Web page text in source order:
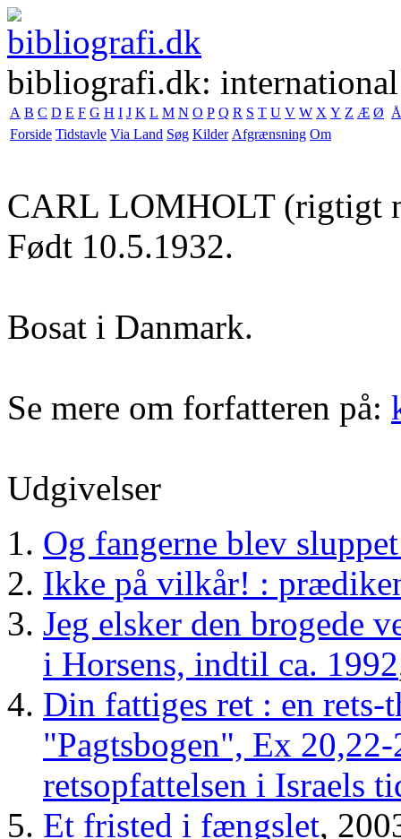
bibliografi.dk:
A B C D E F G H I J K L M N O P Q R S T U V W X Y Z Æ Ø Å
Forside Tidstavle Via Land Søg Kilder Afgrænsning Om
CARL LOMHOLT(rigtigt
Født 10.5.1932.
Bosat i Danmark.
Se mere om forfatteren på:
Udgivelser
Og fangerne blev
Ikke på vilkår! :
Jeg elsker den brogede
i Horsens, indtil ca. 1992
Din fattiges ret : en rets-
"Pagtsbogen", Ex
retsopfattelsen i Israels
Et fristed i fængslet,